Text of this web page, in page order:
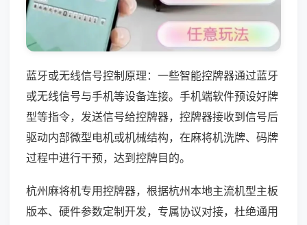
蓝牙或无线信号控制原理：一些智能控牌器通过蓝牙
或无线信号与手机等设备连接。手机端软件预设好牌
型等指令，发送信号给控牌器，控牌器接收到信号后
驱动内部微型电机或机械结构，在麻将机洗牌、码牌
过程中进行干预，达到控牌目的。
杭州麻将机专用控牌器，根据杭州本地主流机型主板
版本、硬件参数定制开发，专属协议对接，杜绝通用